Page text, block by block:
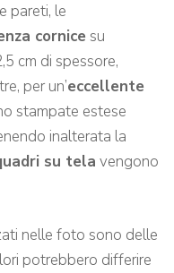
pareti, le
cornice su
cm di spessore,
per un’eccellente
stampate estese
inalterata la
su tela vengono
nelle foto sono delle
potrebbero differire